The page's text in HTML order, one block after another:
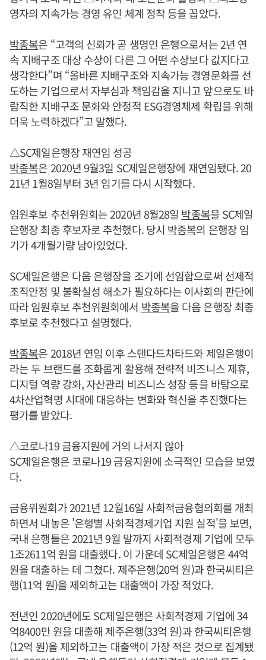
영자의 지속가능 경영 유인 체계 정착 등을 꼽았다.
박종복은 “고객의 신뢰가 곧 생명인 은행으로서는 2년 연
속 지배구조 대상 수상이 다른 그 어떤 수상보다 값지다고
생각한다”며 “올바른 지배구조와 지속가능 경영문화를 선
도하는 기업으로서 자부심과 책임감을 지니고 앞으로도 바
람직한 지배구조 문화와 안정적 ESG경영체제 확립을 위해
더욱 노력하겠다”고 말했다.
△SC제일은행장 재연임 성공
박종복은 2020년 9월3일 SC제일은행장에 재연임됐다. 20
21년 1월8일부터 3년 임기를 다시 시작했다.
임원후보 추천위원회는 2020년 8월28일 박종복을 SC제일
은행장 최종 후보자로 추천했다. 당시 박종복의 은행장 임
기가 4개월가량 남아있었다.
SC제일은행은 다음 은행장을 조기에 선임함으로써 선제적
조직안정 및 불확실성 해소가 필요하다는 이사회의 판단에
따라 임원후보 추천위원회에서 박종복을 다음 은행장 최종
후보로 추천했다고 설명했다.
박종복은 2018년 연임 이후 스탠다드차타드와 제일은행이
라는 두 브랜드를 조화롭게 활용해 전략적 비즈니스 제휴,
디지털 역량 강화, 자산관리 비즈니스 성장 등을 바탕으로
4차산업혁명 시대에 대응하는 변화와 혁신을 추진했다는
평가를 받았다.
△코로나19 금융지원에 거의 나서지 않아
SC제일은행은 코로나19 금융지원에 소극적인 모습을 보였
다.
금융위원회가 2021년 12월16일 사회적금융협의회를 개최
하면서 내놓은 '은행별 사회적경제기업 지원 실적'을 보면,
국내 은행들은 2021년 9월 말까지 사회적경제 기업에 모두
1조2611억 원을 대출했다. 이 가운데 SC제일은행은 44억
원을 대출하는 데 그쳤다. 제주은행(20억 원)과 한국씨티은
행(11억 원)을 제외하고는 대출액이 가장 적었다.
전년인 2020년에도 SC제일은행은 사회적경제 기업에 34
억8400만 원을 대출해 제주은행(33억 원)과 한국씨티은행
(12억 원)을 제외하고는 대출액이 가장 적은 것으로 집계됐